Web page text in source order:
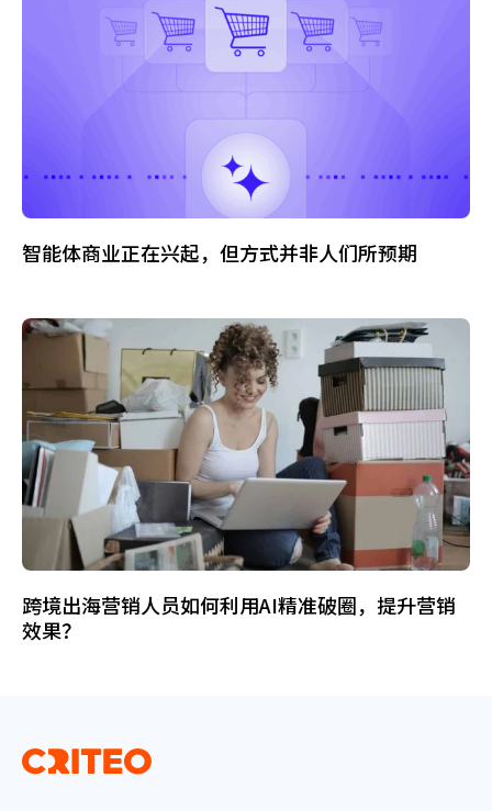
智能体商业正在兴起，但方式并非人们所预期
跨境出海营销人员如何利用AI精准破圈，提升营销
效果？